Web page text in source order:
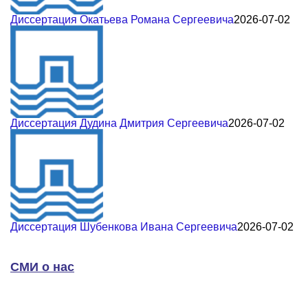
Диссертация Окатьева Романа Сергеевича2026-07-02
Диссертация Дудина Дмитрия Сергеевича2026-07-02
Диссертация Шубенкова Ивана Сергеевича2026-07-02
СМИ о нас